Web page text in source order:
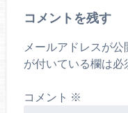
コメントを残す
メールアドレスが公
が付いている欄は必
コメント ※